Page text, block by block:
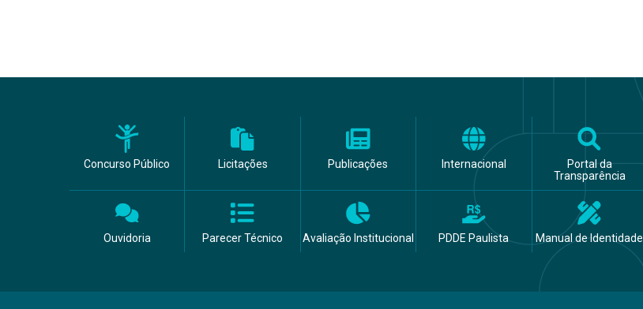
Concurso Público Licitações Publicações Internacional
Portal da
Transparência
Ouvidoria Parecer Técnico Avaliação Institucional PDDE Paulista Manual de Identidade